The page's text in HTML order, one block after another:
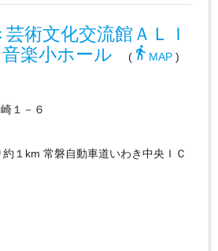
術文化交流館ＡＬＩ
楽小ホール
(directions_walk MAP)
１－６
１km 常磐自動車道いわき中央ＩＣ